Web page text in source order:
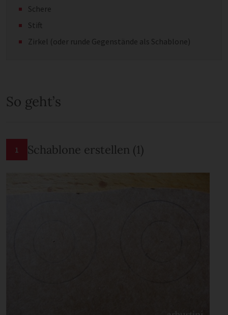
Schere
Stift
Zirkel (oder runde Gegenstände als Schablone)
So geht’s
1 Schablone erstellen (1)